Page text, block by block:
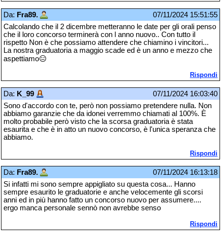
Da: Fra89.
07/11/2024 15:51:55
Calcolando che il 2 dicembre metteranno le date per gli orali penso
che il loro concorso terminerà con l anno nuovo.. Con tutto il
rispetto Non è che possiamo attendere che chiamino i vincitori...
La nostra graduatoria a maggio scade ed è un anno e mezzo che
aspettiamo😑
Rispondi
Da: K_99
07/11/2024 16:03:40
Sono d'accordo con te, però non possiamo pretendere nulla. Non
abbiamo garanzie che da idonei verremmo chiamati al 100%. È
molto probabile però visto che la scorsa graduatoria è stata
esaurita e che è in atto un nuovo concorso, è l'unica speranza che
abbiamo.
Rispondi
Da: Fra89.
07/11/2024 16:13:18
Si infatti mi sono sempre appigliato su questa cosa... Hanno
sempre esaurito le graduatorie e anche velocemente gli scorsi
anni ed in più hanno fatto un concorso nuovo per assumere....
ergo manca personale sennò non avrebbe senso
Rispondi